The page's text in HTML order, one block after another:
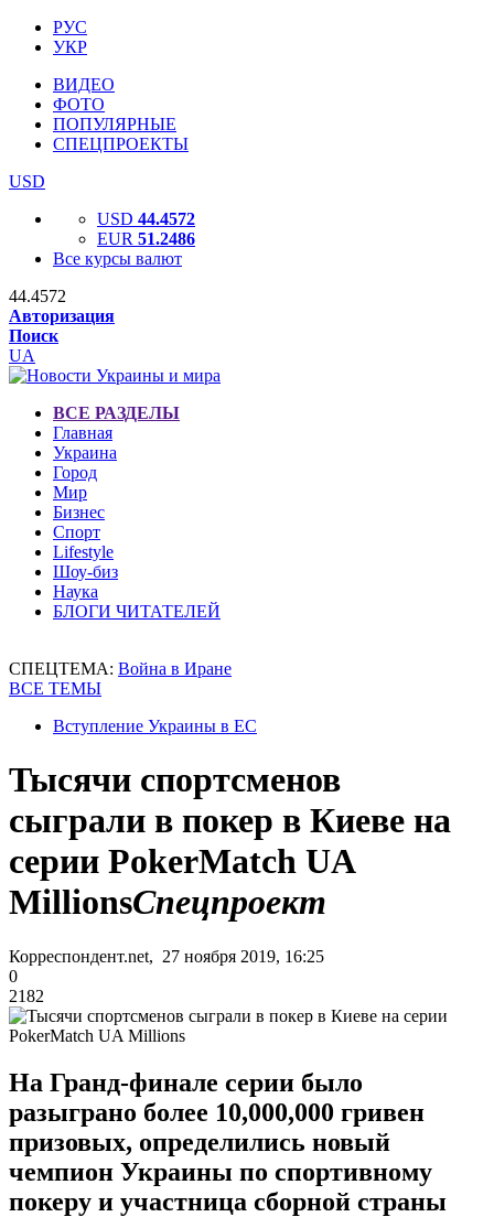
РУС
УКР
ВИДЕО
ФОТО
ПОПУЛЯРНЫЕ
СПЕЦПРОЕКТЫ
USD
USD 44.4572
EUR 51.2486
Все курсы валют
44.4572
Авторизация
Поиск
UA
ВСЕ РАЗДЕЛЫ
Главная
Украина
Город
Мир
Бизнес
Спорт
Lifestyle
Шоу-биз
Наука
БЛОГИ ЧИТАТЕЛЕЙ
СПЕЦТЕМА: Война в Иране
ВСЕ ТЕМЫ
Вступление Украины в ЕС
Тысячи спортсменов
сыграли в покер в Киеве на
серии PokerMatch UA
MillionsСпецпроект
Корреспондент.net, 27 ноября 2019, 16:25
0
2182
На Гранд-финале серии было
разыграно более 10,000,000 гривен
призовых, определились новый
чемпион Украины по спортивному
покеру и участница сборной страны